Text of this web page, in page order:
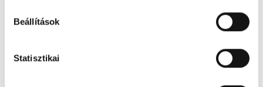
Beállítások
Statisztikai